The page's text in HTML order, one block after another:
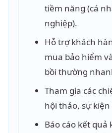
tiềm năng (cá
nghiệp).
Hỗ trợ khách
mua bảo hiểm
bồi thường
Tham gia các
hội thảo, sự
Báo cáo kết